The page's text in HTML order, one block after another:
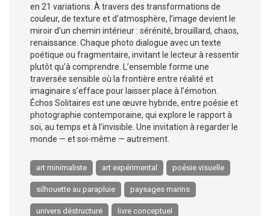
en 21 variations. À travers des transformations de
couleur, de texture et d’atmosphère, l’image devient le
miroir d’un chemin intérieur : sérénité, brouillard, chaos,
renaissance. Chaque photo dialogue avec un texte
poétique ou fragmentaire, invitant le lecteur à ressentir
plutôt qu’à comprendre. L’ensemble forme une
traversée sensible où la frontière entre réalité et
imaginaire s’efface pour laisser place à l’émotion.
Échos Solitaires est une œuvre hybride, entre poésie et
photographie contemporaine, qui explore le rapport à
soi, au temps et à l’invisible. Une invitation à regarder le
monde — et soi-même — autrement.
art minimaliste art expérimental poésie visuelle
silhouette au parapluie paysages marins
univers déstructuré livre conceptuel